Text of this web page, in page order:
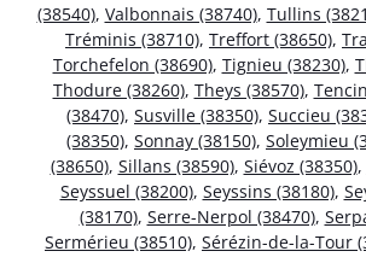
(38540), Valbonnais (38740), Tullins
Tréminis (38710), Treffort (38650),
Torchefelon (38690), Tignieu (38230),
Thodure (38260), Theys (38570),
(38470), Susville (38350), Succieu
(38350), Sonnay (38150), Soleymieu
(38650), Sillans (38590), Siévoz (38350),
Seyssuel (38200), Seyssins (38180),
(38170), Serre-Nerpol (38470),
Sermérieu (38510), Sérézin-de-la-Tour